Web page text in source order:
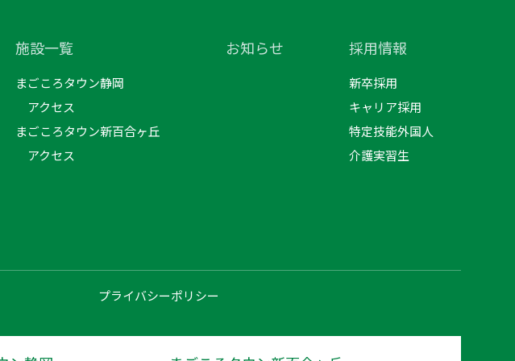
施設一覧
まごころタウン静岡
アクセス
まごころタウン新百合ヶ丘
アクセス
お知らせ 採用情報
新卒採用
キャリア採用
特定技能外国人
介護実習生
プライバシーポリシー